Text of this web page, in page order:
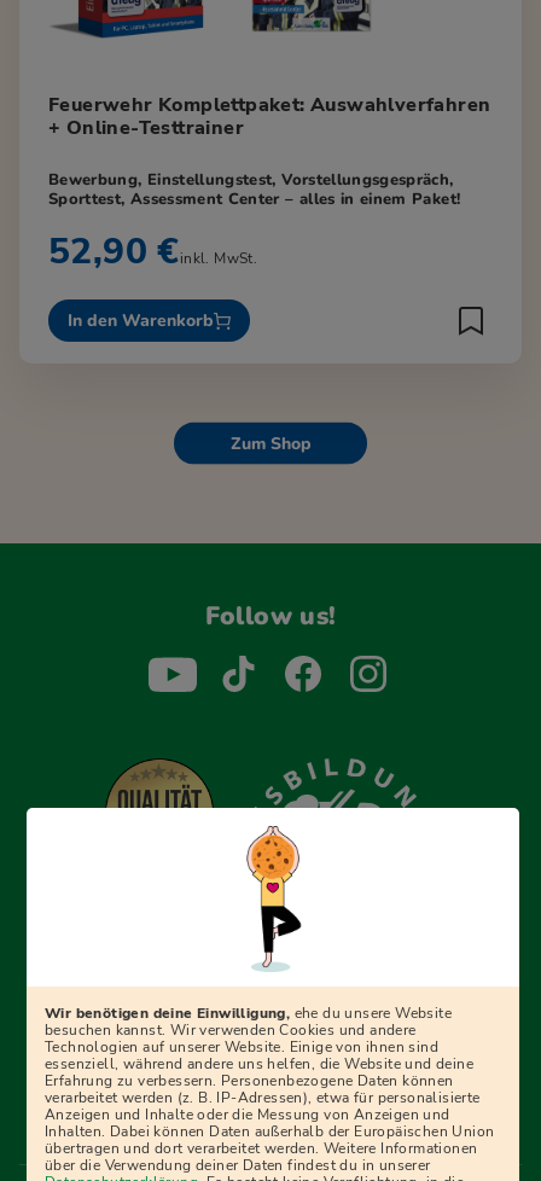
Feuerwehr Komplettpaket: Auswahlverfahren
+ Online-Testtrainer
Bewerbung, Einstellungstest, Vorstellungsgespräch,
Sporttest, Assessment Center – alles in einem Paket!
52,90 €inkl. MwSt.
In den Warenkorb
Zum Shop
Follow us!
Erfolgreich bewerben mit Ausbildungspark: Wir
begleiten dich Schritt für Schritt bei deinem Start in den
Ratgebern und Prüfungspaketen, interaktiven
Videokursen und vielem mehr. Für alle, die was werden
wollen!
Menü Fußleiste
Wir benötigen deine Einwilligung, ehe du unsere Website
besuchen kannst. Wir verwenden Cookies und andere
Technologien auf unserer Website. Einige von ihnen sind
essenziell, während andere uns helfen, die Website und deine
Erfahrung zu verbessern. Personenbezogene Daten können
verarbeitet werden (z. B. IP-Adressen), etwa für personalisierte
Anzeigen und Inhalte oder die Messung von Anzeigen und
Inhalten. Dabei können Daten außerhalb der Europäischen Union
übertragen und dort verarbeitet werden. Weitere Informationen
über die Verwendung deiner Daten findest du in unserer